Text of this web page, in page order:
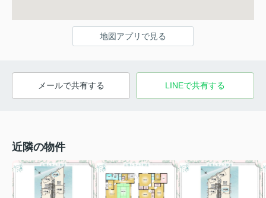
地図アプリで見る
メールで共有する LINEで共有する
近隣の物件